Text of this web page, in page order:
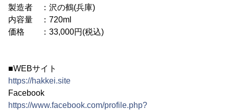
製造者 ：沢の鶴(兵庫)
内容量 ：720ml
価格 ：33,000円(税込)
■WEBサイト
https://hakkei.site
Facebook
https://www.facebook.com/profile.php?